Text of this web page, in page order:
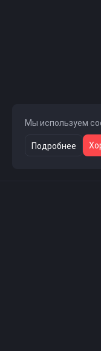
Мы используем
Подробнее